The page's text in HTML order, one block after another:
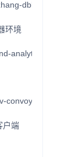
dblog
环境
analytical-
convoy
户端